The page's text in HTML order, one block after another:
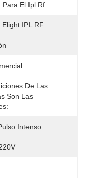
Para El Ipl Rf
IPL RF
De Las
Son Las
Intenso